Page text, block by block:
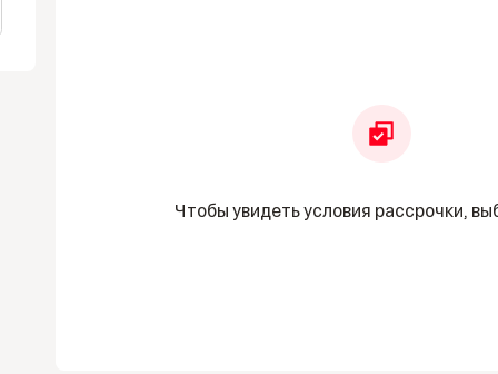
Чтобы увидеть условия рассрочки,